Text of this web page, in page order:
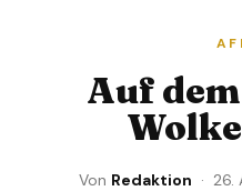
Auf
Von Redaktion · 26.